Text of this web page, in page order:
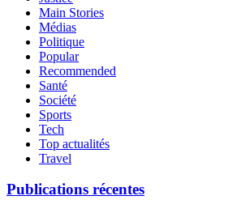
Main Stories
Médias
Politique
Popular
Recommended
Santé
Société
Sports
Tech
Top actualités
Travel
Publications récentes